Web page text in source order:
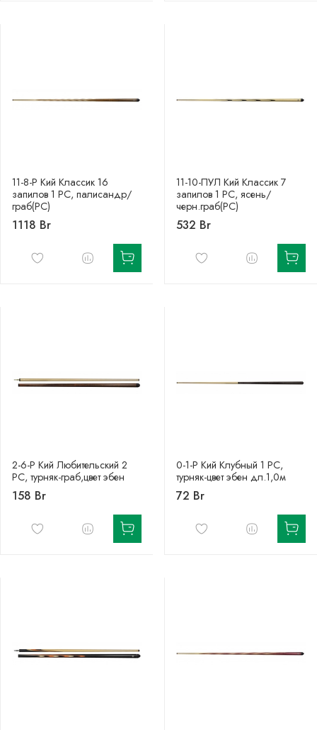
11-8-Р Кий Классик 16
запилов 1 РС, палисандр/
граб(РС)
1118 Br
11-10-ПУЛ Кий Классик 7
запилов 1 РС, ясень/
черн.граб(РС)
532 Br
2-6-Р Кий Любительский 2
РС, турняк-граб,цвет эбен
158 Br
0-1-Р Кий Клубный 1 РС,
турняк-цвет эбен дл.1,0м
72 Br